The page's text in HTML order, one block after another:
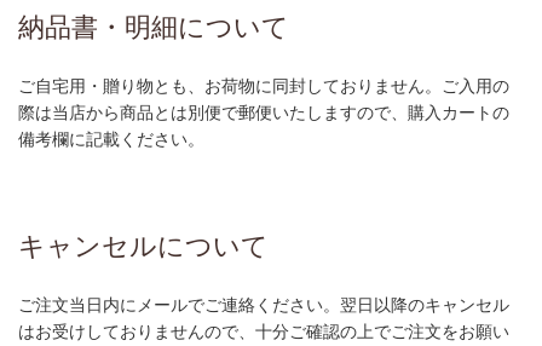
納品書・明細について
ご自宅用・贈り物とも、お荷物に同封しておりません。ご入用の
際は当店から商品とは別便で郵便いたしますので、購入カートの
備考欄に記載ください。
キャンセルについて
ご注文当日内にメールでご連絡ください。翌日以降のキャンセル
はお受けしておりませんので、十分ご確認の上でご注文をお願い